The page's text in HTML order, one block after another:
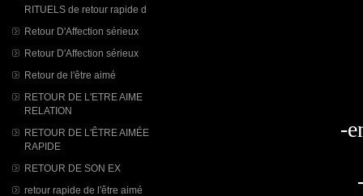
RITUELS de retour rapide d
Retour D'Affection sérieux
Retour D'Affection sérieux
Retour de l'être aimé
RETOUR DE L'ETRE AIME
RELATION
RETOUR DE L'ÊTRE AIMÉE
RAPIDE
RETOUR DE SON EX
retour rapide de l'être aimé
-